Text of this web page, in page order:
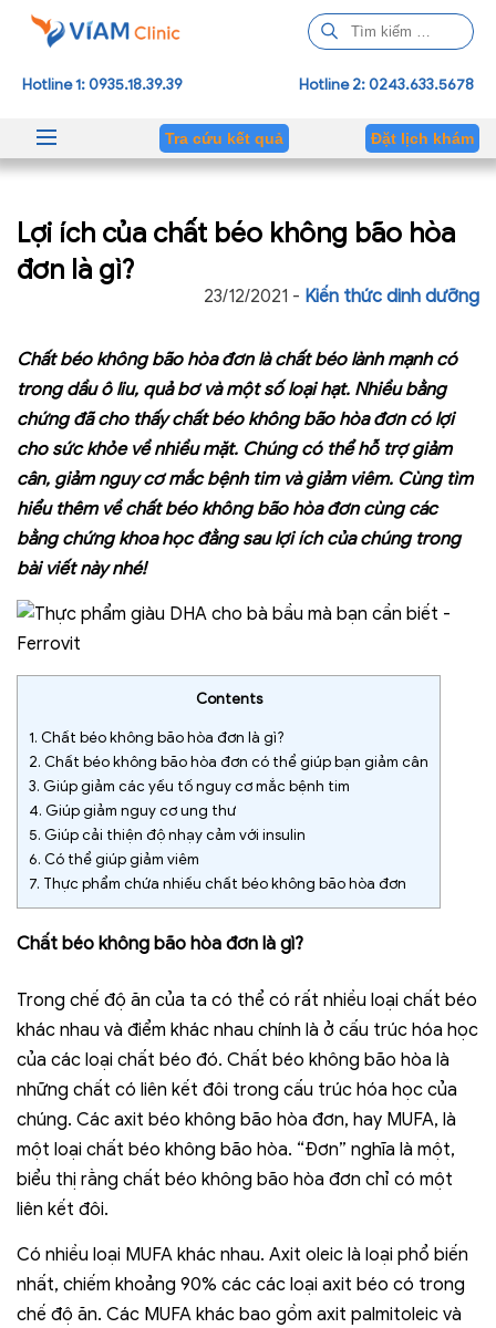
ì
m
h
Hotline 1: 0935.18.39.39 Hotline 2: 0243.633.5678
Tra cứu kết quả Đặt lịch khám
Lợi ích của chất béo không bão hòa
đơn là gì?
23/12/2021 - Kiến thức dinh dưỡng
Chất béo không bão hòa đơn là chất béo lành mạnh có
trong dầu ô liu, quả bơ và một số loại hạt. Nhiều bằng
chứng đã cho thấy chất béo không bão hòa đơn có lợi
cho sức khỏe về nhiều mặt. Chúng có thể hỗ trợ giảm
cân, giảm nguy cơ mắc bệnh tim và giảm viêm. Cùng tìm
hiểu thêm về chất béo không bão hòa đơn cùng các
bằng chứng khoa học đằng sau lợi ích của chúng trong
bài viết này nhé!
Contents
1. Chất béo không bão hòa đơn là gì?
2. Chất béo không bão hòa đơn có thể giúp bạn giảm cân
3. Giúp giảm các yếu tố nguy cơ mắc bệnh tim
4. Giúp giảm nguy cơ ung thư
5. Giúp cải thiện độ nhạy cảm với insulin
6. Có thể giúp giảm viêm
7. Thực phẩm chứa nhiếu chất béo không bão hòa đơn
Chất béo không bão hòa đơn là gì?
Trong chế độ ăn của ta có thể có rất nhiều loại chất béo
khác nhau và điểm khác nhau chính là ở cấu trúc hóa học
của các loại chất béo đó. Chất béo không bão hòa là
những chất có liên kết đôi trong cấu trúc hóa học của
chúng. Các axit béo không bão hòa đơn, hay MUFA, là
một loại chất béo không bão hòa. “Đơn” nghĩa là một,
biểu thị rằng chất béo không bão hòa đơn chỉ có một
liên kết đôi.
Có nhiều loại MUFA khác nhau. Axit oleic là loại phổ biến
nhất, chiếm khoảng 90% các các loại axit béo có trong
chế độ ăn. Các MUFA khác bao gồm axit palmitoleic và